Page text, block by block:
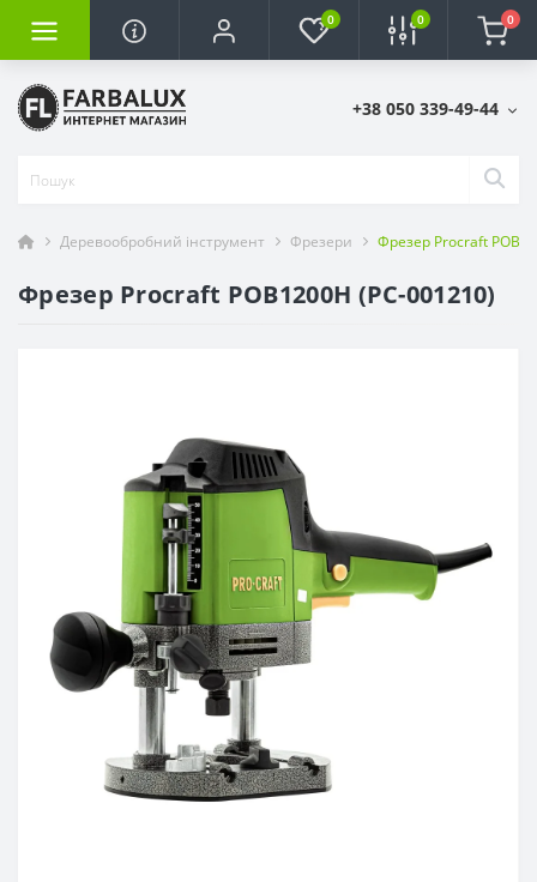
0 0 0
+38 050 339-49-44
Деревообробний інструмент Фрезери Фрезер Procraft
Фрезер Procraft POB1200H (PC-001210)